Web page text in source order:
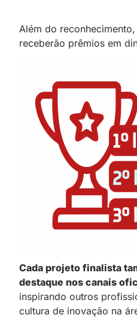
Além do
receberão prêmios em
Cada projeto finalista
destaque nos canais
inspirando outros
cultura de inovação na